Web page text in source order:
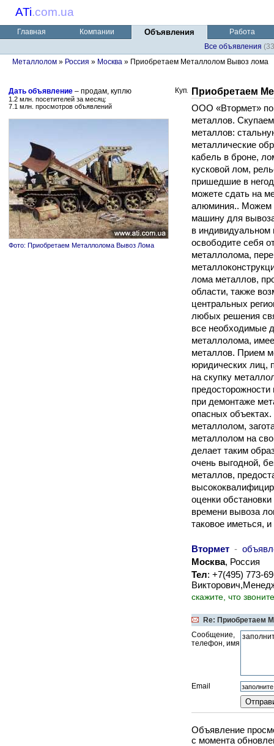
ATi.com.ua
Главная Компании Объявления
Работа
Все объявления
Металлолом » Россия » Москва » Приобретаем Металлолом Вывоз лома
Дать объявление – продам, куплю
1.2 млн. посетителей за месяц:
7.1 млн. просмотров объявлений
Фото: Приобретаем Металлолома Вывоз Лома
Приобретаем
ООО «Втормет»
металлов.
металлов:
металлические
кабель в броне,
кусковой лом,
пришедшие в
можете сдать на
алюминия.. Можем
машину для
в индивидуальном
освободите себя
металлолома,
лома металлов,
области, также
центральных
любых решения
все необходимые
металлолома,
металлов. Прием
юридических лиц,
на скупку
при демонтаже
опасных
металлолом,
металлолом на
делает таким
очень выгодной,
металлов,
оценки
времени вывоза
таковое иметься,
Втормет -
Москва, Россия
Тел: +7(495) 773-
скажите, что
Re: Приобретаем
Сообщение,
телефон, имя
Email
Объявление
c момента